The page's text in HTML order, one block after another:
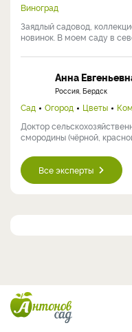
Виноград
Заядлый садовод,
новинок. В моем саду в
Анна
Россия, Бердск
Сад Огород Цветы
Доктор
смородины (чёрной,
Все эксперты